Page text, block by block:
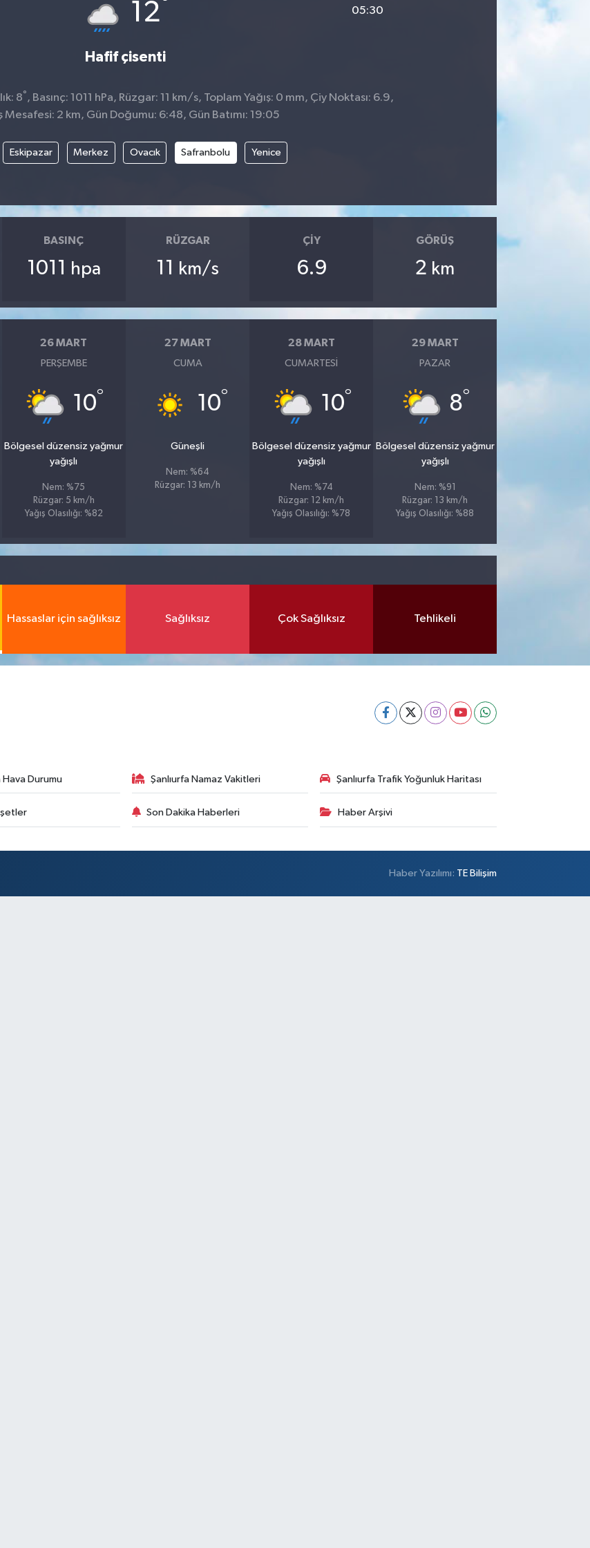
12
Hafif çisenti
05:30
8° , Basınç: 1011 hPa, Rüzgar: 11 km/s, Toplam Yağış: 0 mm, Çiy Noktası: 6.9,
Mesafesi: 2 km, Gün Doğumu: 6:48, Gün Batımı: 19:05
Eskipazar Merkez Ovacık Safranbolu Yenice
BASINÇ
1011 hpa
RÜZGAR
11 km/s
ÇIY
6.9
GÖRÜŞ
2 km
26 MART
PERŞEMBE
10°
Bölgesel düzensiz yağmur
yağışlı
Nem: %75
Rüzgar: 5 km/h
Yağış Olasılığı: %82
27 MART
CUMA
10°
Güneşli
Nem: %64
Rüzgar: 13 km/h
28 MART
CUMARTESI
10°
Bölgesel düzensiz yağmur
yağışlı
Nem: %74
Rüzgar: 12 km/h
Yağış Olasılığı: %78
29 MART
PAZAR
8°
Bölgesel düzensiz yağmur
yağışlı
Nem: %91
Rüzgar: 13 km/h
Yağış Olasılığı: %88
Hassaslar için sağlıksız Sağlıksız Çok Sağlıksız Tehlikeli
Hava Durumu Şanlıurfa Namaz Vakitleri Şanlıurfa Trafik Yoğunluk Haritası
Son Dakika Haberleri Haber Arşivi
Haber Yazılımı: TE Bilişim